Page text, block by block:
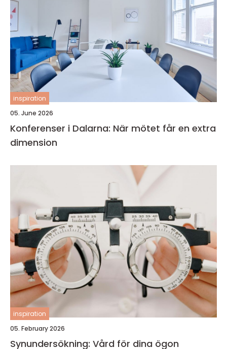
inspiration
05. June 2026
Konferenser i Dalarna: När mötet får en extra
dimension
inspiration
05. February 2026
Synundersökning: Vård för dina ögon